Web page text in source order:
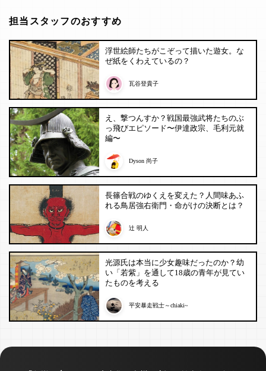
担当スタッフのおすすめ
浮世絵師たちがこぞって描いた遊女。な
ぜ紙をくわえているの？
瓦谷登貴子
え、撃つんすか？戦国最強武将たちのぶ
っ飛びエピソード〜伊達政宗、毛利元就
編〜
Dyson 尚子
長篠合戦のゆくえを変えた？人間味あふ
れる鳥居強右衛門・命がけの決断とは？
辻 明人
光源氏は本当に少女趣味だったのか？幼
い「若紫」を通して18歳の青年が見てい
たものを考える
平安暴走戦士～chiaki~